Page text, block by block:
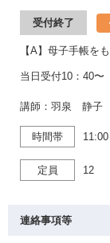
受付終了
【A】母子手帳を
当日受付10：40〜
講師：羽泉 静子
時間帯
定員 12
連絡事項等